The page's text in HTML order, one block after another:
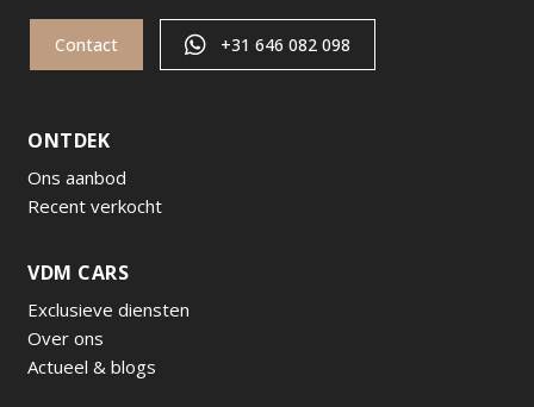
Contact +31 646 082 098
ONTDEK
Ons aanbod
Recent verkocht
VDM CARS
Exclusieve diensten
Over ons
Actueel & blogs